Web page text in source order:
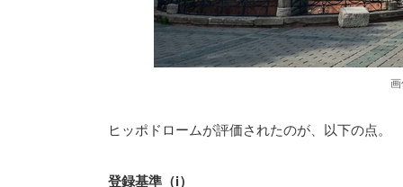
ヒッポドロームが評価されたのが、以下の点。
登録基準（i）